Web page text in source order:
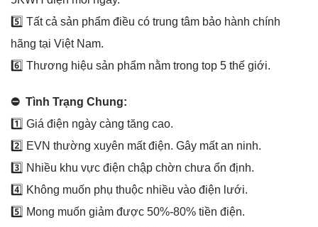
5️⃣ Tất cả sản phẩm điều có trung tâm bảo hành chính
hãng tại Việt Nam.
6️⃣ Thương hiệu sản phẩm nằm trong top 5 thế giới.
⛔ Tình Trạng Chung:
1️⃣ Giá điện ngày càng tăng cao.
2️⃣ EVN thường xuyên mất điện. Gây mất an ninh.
3️⃣ Nhiều khu vực điện chập chờn chưa ổn định.
4️⃣ Không muốn phụ thuộc nhiều vào điện lưới.
5️⃣ Mong muốn giảm được 50%-80% tiền điện.